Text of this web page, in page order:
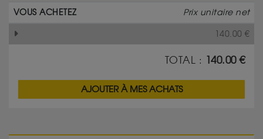
VOUS ACHETEZ Prix unitaire net
140.00 €
TOTAL : 140.00€
AJOUTER À MES ACHATS